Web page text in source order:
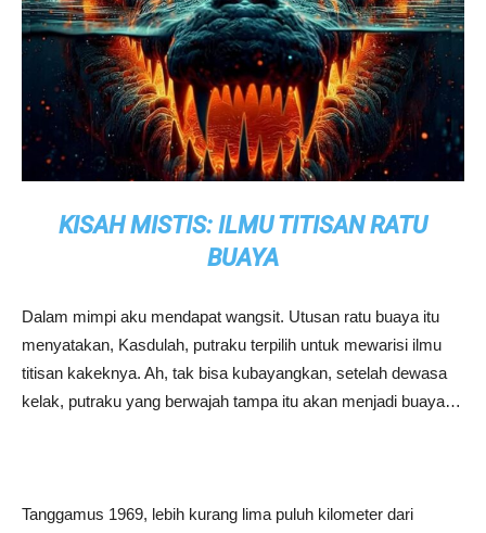
KISAH MISTIS: ILMU TITISAN RATU
BUAYA
Dalam mimpi aku mendapat wangsit. Utusan ratu buaya itu
menyatakan, Kasdulah, putraku terpilih untuk mewarisi ilmu
titisan kakeknya. Ah, tak bisa kubayangkan, setelah dewasa
kelak, putraku yang berwajah tampa itu akan menjadi buaya…
Tanggamus 1969, lebih kurang lima puluh kilometer dari